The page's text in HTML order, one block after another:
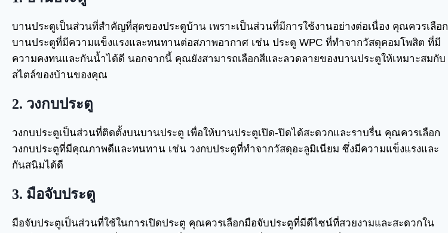
บานประตูเป็นส่วนที่สำคัญที่สุดของประตูบ้าน เพราะเป็นส่วนที่มีการใช้งานอย่างต่อเนื่อง คุณควรเลือก
บานประตูที่มีความแข็งแรงและทนทานต่อสภาพอากาศ เช่น ประตู WPC ที่ทำจากวัสดุคอมโพสิต ที่มี
ความคงทนและกันน้ำได้ดี นอกจากนี้ คุณยังสามารถเลือกสีและลวดลายของบานประตูให้เหมาะสมกับ
สไตล์ของบ้านของคุณ
2. วงกบประตู
วงกบประตูเป็นส่วนที่ติดตั้งบนบานประตู เพื่อให้บานประตูเปิด-ปิดได้สะดวกและราบรื่น คุณควรเลือก
วงกบประตูที่มีคุณภาพดีและทนทาน เช่น วงกบประตูที่ทำจากวัสดุอะลูมิเนียม ซึ่งมีความแข็งแรงและ
กันสนิมได้ดี
3. มือจับประตู
มือจับประตูเป็นส่วนที่ใช้ในการเปิดประตู คุณควรเลือกมือจับประตูที่มีดีไซน์ที่สวยงามและสะดวกใน